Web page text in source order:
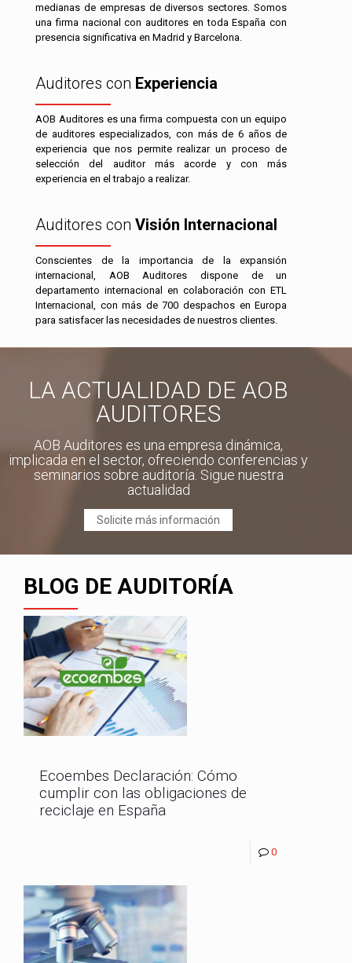
medianas de empresas de diversos sectores. Somos
una firma nacional con auditores en toda España con
presencia significativa en Madrid y Barcelona.
Auditores con Experiencia
AOB Auditores es una firma compuesta con un equipo
de auditores especializados, con más de 6 años de
experiencia que nos permite realizar un proceso de
selección del auditor más acorde y con más
experiencia en el trabajo a realizar.
Auditores con Visión Internacional
Conscientes de la importancia de la expansión
internacional, AOB Auditores dispone de un
departamento internacional en colaboración con ETL
Internacional, con más de 700 despachos en Europa
para satisfacer las necesidades de nuestros clientes.
LA ACTUALIDAD DE AOB
AUDITORES
AOB Auditores es una empresa dinámica,
implicada en el sector, ofreciendo conferencias y
seminarios sobre auditoría. Sigue nuestra
actualidad
Solicite más información
BLOG DE AUDITORÍA
Ecoembes Declaración: Cómo
cumplir con las obligaciones de
reciclaje en España
0